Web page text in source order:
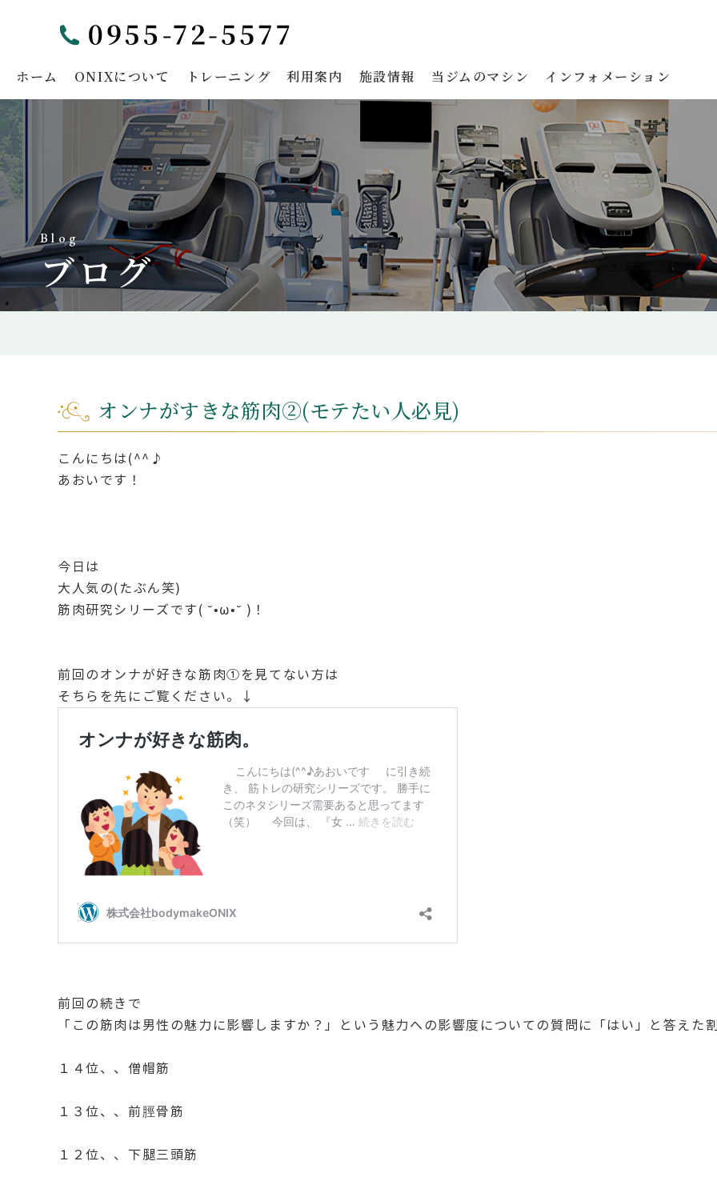
ホーム ONIXについて トレーニング 利用案内 施設情報 当ジムのマシン インフォメーション
Blog
ブログ
オンナがすきな筋肉②(モテたい人必見)
こんにちは(^^♪
あおいです！
今日は
大人気の(たぶん笑)
筋肉研究シリーズです( ˘•ω•˘ )！
前回のオンナが好きな筋肉①を見てない方は
そちらを先にご覧ください。↓
前回の続きで
「この筋肉は男性の魅力に影響しますか？」という魅力への影響度についての質問に「はい」と答えた
１４位、、僧帽筋
１３位、、前脛骨筋
１２位、、下腿三頭筋